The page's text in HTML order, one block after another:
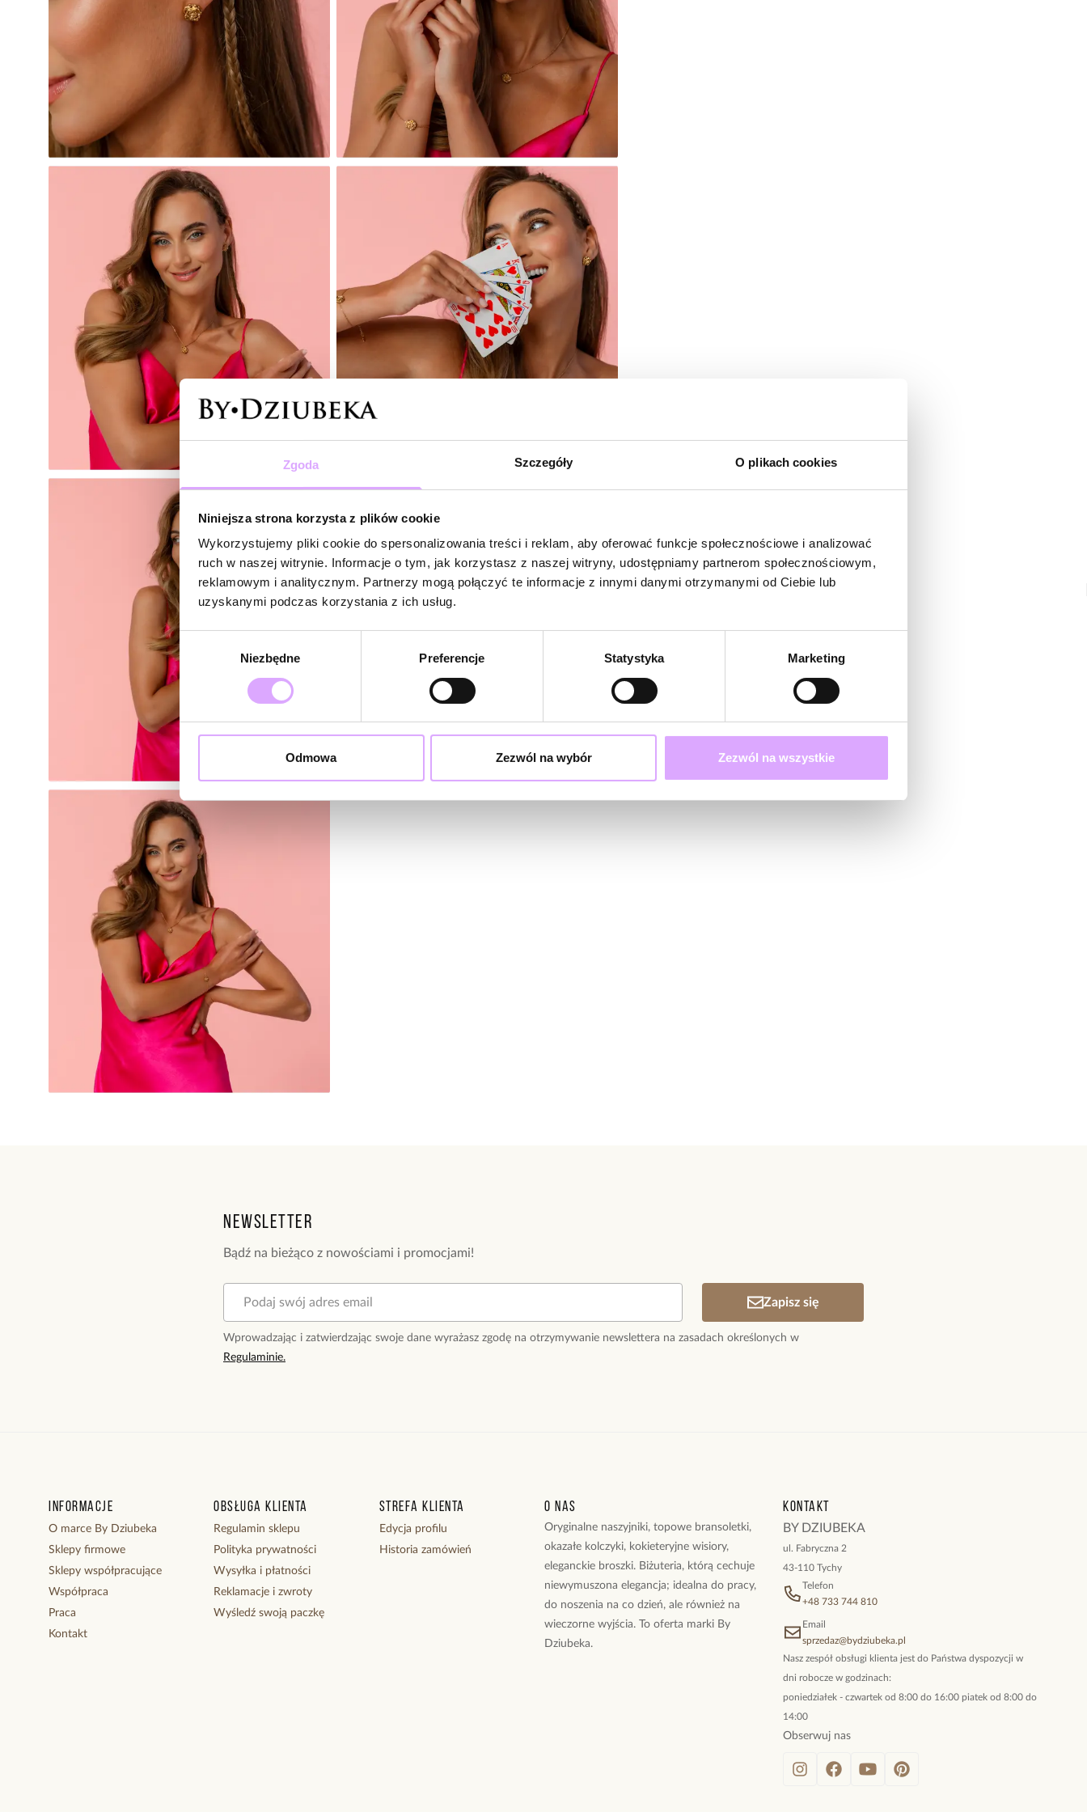
Zgoda Szczegóły O plikach cookies
Niniejsza strona korzysta z plików cookie
Wykorzystujemy pliki cookie do spersonalizowania treści i reklam, aby oferować funkcje społecznościowe i analizować
ruch w naszej witrynie. Informacje o tym, jak korzystasz z naszej witryny, udostępniamy partnerom społecznościowym,
reklamowym i analitycznym. Partnerzy mogą połączyć te informacje z innymi danymi otrzymanymi od Ciebie lub
uzyskanymi podczas korzystania z ich usług.
Wybór
zgody
Niezbędne Preferencje Statystyka Marketing
Odmowa Zezwól na wybór Zezwól na wszystkie
Newsletter
Bądź na bieżąco z nowościami i promocjami!
Zapisz się
Wprowadzając i zatwierdzając swoje dane wyrażasz zgodę na otrzymywanie newslettera na zasadach określonych w
Regulaminie.
Informacje
O marce By Dziubeka
Sklepy firmowe
Sklepy współpracujące
Współpraca
Praca
Kontakt
Obsługa klienta
Regulamin sklepu
Polityka prywatności
Wysyłka i płatności
Reklamacje i zwroty
Wyśledź swoją paczkę
Strefa klienta
Edycja profilu
Historia zamówień
O nas
Oryginalne naszyjniki, topowe bransoletki,
okazałe kolczyki, kokieteryjne wisiory,
eleganckie broszki. Biżuteria, którą cechuje
niewymuszona elegancja; idealna do pracy,
do noszenia na co dzień, ale również na
wieczorne wyjścia. To oferta marki By
Dziubeka.
Kontakt
BY DZIUBEKA
ul. Fabryczna 2
43-110 Tychy
Telefon
+48 733 744 810
Email
sprzedaz@bydziubeka.pl
Nasz zespół obsługi klienta jest do Państwa dyspozycji w
dni robocze w godzinach:
poniedziałek - czwartek od 8:00 do 16:00 piatek od 8:00 do
14:00
Obserwuj nas